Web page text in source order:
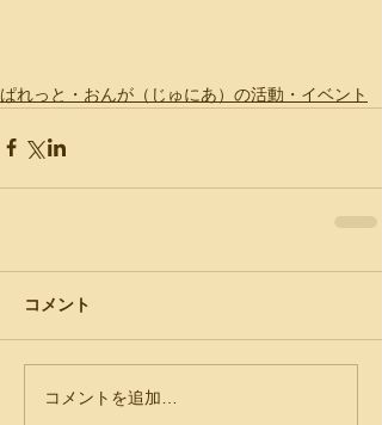
ぱれっと・おんが（じゅにあ）の活動・イベント
コメント
コメントを追加…